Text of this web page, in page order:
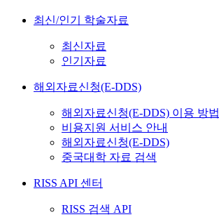
최신/인기 학술자료
최신자료
인기자료
해외자료신청(E-DDS)
해외자료신청(E-DDS) 이용 방법
비용지원 서비스 안내
해외자료신청(E-DDS)
중국대학 자료 검색
RISS API 센터
RISS 검색 API